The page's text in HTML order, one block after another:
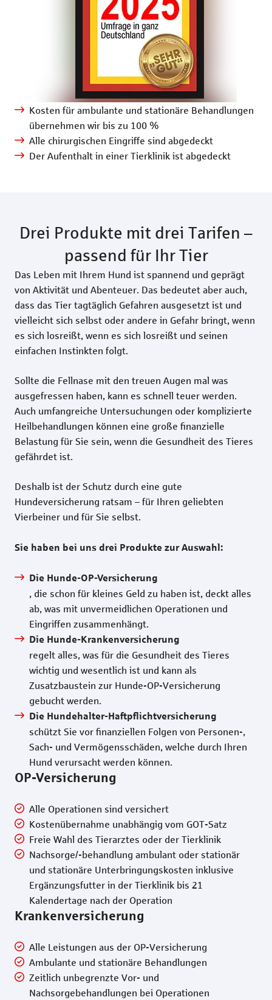
Kosten für ambulante und stationäre Behandlungen
übernehmen wir bis zu 100 %
Alle chirurgischen Eingriffe sind abgedeckt
Der Aufenthalt in einer Tierklinik ist abgedeckt
Drei Produkte mit drei Tarifen –
passend für Ihr Tier
Das Leben mit Ihrem Hund ist spannend und geprägt
von Aktivität und Abenteuer. Das bedeutet aber auch,
dass das Tier tagtäglich Gefahren ausgesetzt ist und
vielleicht sich selbst oder andere in Gefahr bringt, wenn
es sich losreißt, wenn es sich losreißt und seinen
einfachen Instinkten folgt.
Sollte die Fellnase mit den treuen Augen mal was
ausgefressen haben, kann es schnell teuer werden.
Auch umfangreiche Untersuchungen oder komplizierte
Heilbehandlungen können eine große finanzielle
Belastung für Sie sein, wenn die Gesundheit des Tieres
gefährdet ist.
Deshalb ist der Schutz durch eine gute
Hundeversicherung ratsam – für Ihren geliebten
Vierbeiner und für Sie selbst.
Sie haben bei uns drei Produkte zur Auswahl:
Die Hunde-OP-Versicherung
, die schon für kleines Geld zu haben ist, deckt alles
ab, was mit unvermeidlichen Operationen und
Eingriffen zusammenhängt.
Die Hunde-Krankenversicherung
regelt alles, was für die Gesundheit des Tieres
wichtig und wesentlich ist und kann als
Zusatzbaustein zur Hunde-OP-Versicherung
gebucht werden.
Die Hundehalter-Haftpflichtversicherung
schützt Sie vor finanziellen Folgen von Personen-,
Sach- und Vermögensschäden, welche durch Ihren
Hund verursacht werden können.
OP-Versicherung
Alle Operationen sind versichert
Kostenübernahme unabhängig vom GOT-Satz
Freie Wahl des Tierarztes oder der Tierklinik
Nachsorge/-behandlung ambulant oder stationär
und stationäre Unterbringungskosten inklusive
Ergänzungsfutter in der Tierklinik bis 21
Kalendertage nach der Operation
Krankenversicherung
Alle Leistungen aus der OP-Versicherung
Ambulante und stationäre Behandlungen
Zeitlich unbegrenzte Vor- und
Nachsorgebehandlungen bei Operationen